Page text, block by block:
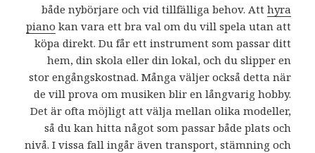
både nybörjare och vid tillfälliga behov. Att hyra
piano kan vara ett bra val om du vill spela utan att
köpa direkt. Du får ett instrument som passar ditt
hem, din skola eller din lokal, och du slipper en
stor engångskostnad. Många väljer också detta när
de vill prova om musiken blir en långvarig hobby.
Det är ofta möjligt att välja mellan olika modeller,
så du kan hitta något som passar både plats och
nivå. I vissa fall ingår även transport, stämning och